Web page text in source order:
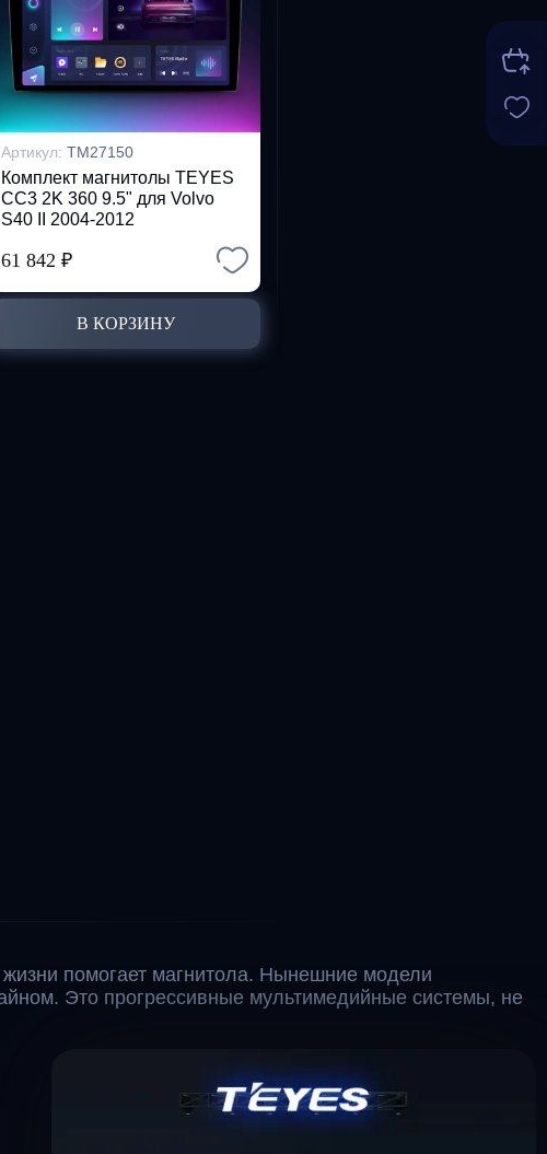
Артикул: TM27150
Комплект магнитолы TEYES
CC3 2K 360 9.5" для Volvo
S40 II 2004-2012
61 842 ₽
В КОРЗИНУ
помогает магнитола. Нынешние модели
Это прогрессивные мультимедийные системы, не